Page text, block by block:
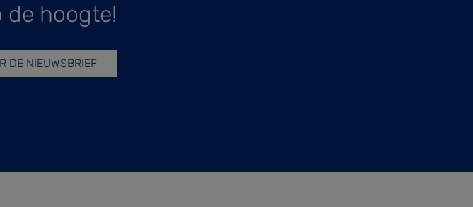
de hoogte!
DE NIEUWSBRIEF